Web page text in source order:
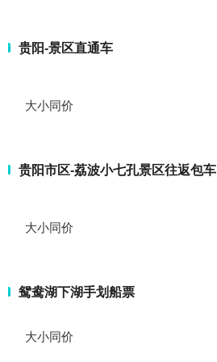
贵阳-景区直通车
大小同价
贵阳市区-荔波小七孔景区往返包车
大小同价
鸳鸯湖下湖手划船票
大小同价